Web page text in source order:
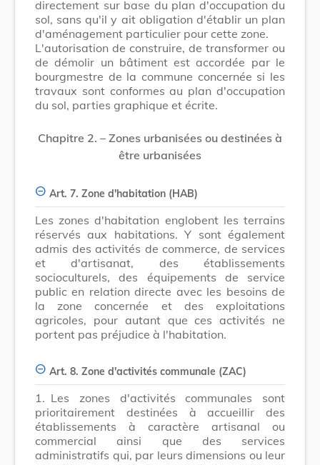
directement sur base du plan d'occupation du
sol, sans qu'il y ait obligation d'établir un plan
d'aménagement particulier pour cette zone.
L'autorisation de construire, de transformer ou
de démolir un bâtiment est accordée par le
bourgmestre de la commune concernée si les
travaux sont conformes au plan d'occupation
du sol, parties graphique et écrite.
Chapitre 2. – Zones urbanisées ou destinées à
être urbanisées
Art. 7. Zone d'habitation (HAB)
Les zones d'habitation englobent les terrains
réservés aux habitations. Y sont également
admis des activités de commerce, de services
et d'artisanat, des établissements
socioculturels, des équipements de service
public en relation directe avec les besoins de
la zone concernée et des exploitations
agricoles, pour autant que ces activités ne
portent pas préjudice à l'habitation.
Art. 8. Zone d'activités communale (ZAC)
1. Les zones d'activités communales sont
prioritairement destinées à accueillir des
établissements à caractère artisanal ou
commercial ainsi que des services
administratifs qui, par leurs dimensions ou leur